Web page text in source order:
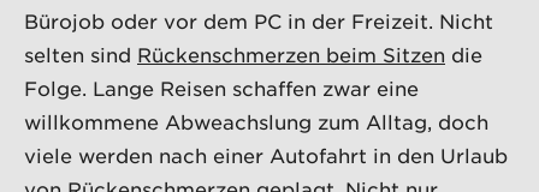
Bürojob oder vor dem PC in der Freizeit. Nicht
selten sind Rückenschmerzen beim Sitzen die
Folge. Lange Reisen schaffen zwar eine
willkommene Abweachslung zum Alltag, doch
viele werden nach einer Autofahrt in den Urlaub